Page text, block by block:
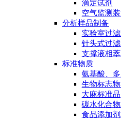
滴定试剂
空气监测
分析样品制备
实验室过
针头式过
支撑液相
标准物质
氨基酸、
生物标志
大麻标准品
碳水化合
食品添加